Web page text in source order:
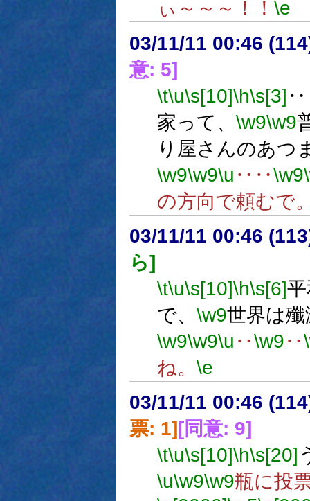
ぃ～～～！！ \e
03/11/11 00:46
意: 5]
\t\u\s[10]\h\s[3]
家って、 \w9\w9
り屋さんのあつ
\w9\w9\u ‥‥\w9
の方向で頼むで
03/11/11 00:46
ら]
\t\u\s[10]\h\s[6]
で、 \w9世界は
\w9\w9\u ‥\w9‥
ね。 \e
03/11/11 00:46
票: 1][同意: 9]
\t\u\s[10]\h\s[20]
\u\w9\w9瓶に投